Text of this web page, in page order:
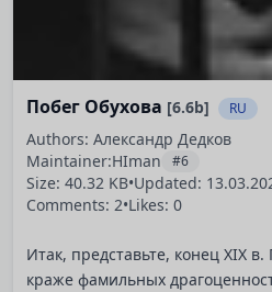
Побег Обухова [6.6b] RU
Authors: Александр Дедков
Maintainer:HIman #6
Size: 40.32 KB•Updated:
Comments: 2•Likes: 0
Итак, представьте, конец XIX в.
краже фамильных